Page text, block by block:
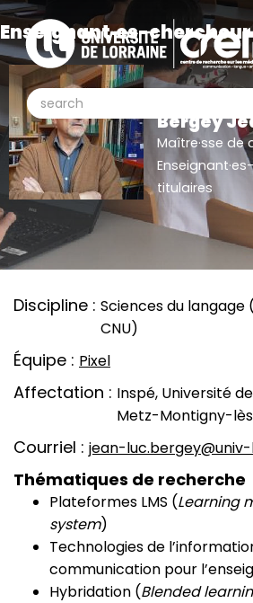
Aller
au
contenu
principal
Search
search
Enseignant·es-
Bergey
Maître·sse de
titulaires
Discipline
Sciences du langage
CNU)
Équipe Pixel
Affectation
Inspé, Université
Metz-Montigny-
Courriel jean-
Thématiques de recherche
Plateformes LMS (Learning
system)
Technologies de
communication pour
Hybridation (Blended